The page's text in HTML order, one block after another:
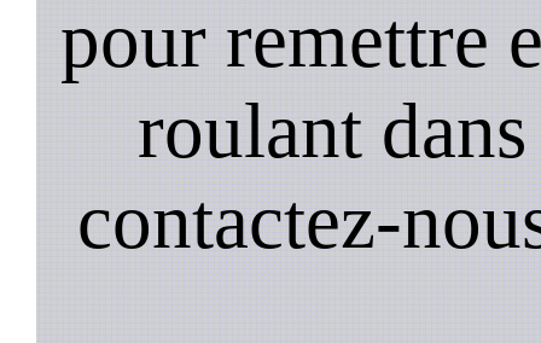
pour remettre
roulant
contactez-